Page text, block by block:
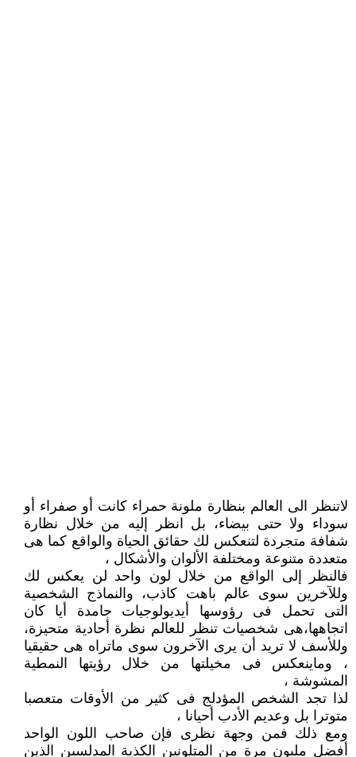
لاتنظر الى العالم بنظارة ملونة حمراء كانت أو صفراء أو
سوداء ولا حتى بيضاء، بل انظر إليه من خلال نظارة
شفافة متجردة لتنعكس لك حقائق الحياة والواقع كما هى
متعددة متنوعة ومختلفة الألوان والأشكال ،
فالنظر إلى الواقع من خلال لون واحد لن يعكس لك
وللآخرين سوى عالم باهت كاذب، والنماذج الشخصية
التى تحمل فى رؤوسها أيديولوجيات جامدة أيا كان
اتجاهها،هى شخصيات تنظر للعالم نظرة أحادية متحيزة،
وللأسف لا تريد أن يرى الآخرون سوى ماتراه هى حقيقيا
، وماينعكس فى مخيلتها من خلال رؤيتها النمطية
المشوشة ،
لذا تجد الشخص المؤدلج فى كثير من الأوقات متعصبا
متوترا بل وعديم الأدب أحيانا ،
ومع ذلك فمن وجهة نظرى فإن صاحب اللون الواحد
أفضل مليون مرة من المتلونين الكذبة المدلسين الذين